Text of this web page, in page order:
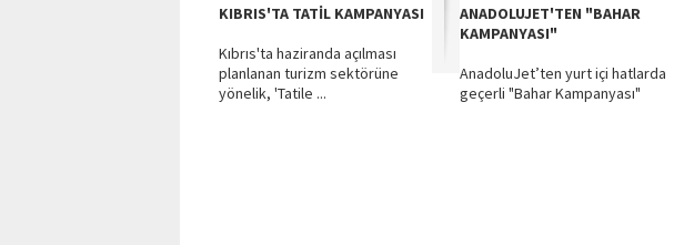
KIBRIS'TA TATİL KAMPANYASI
Kıbrıs'ta haziranda açılması
planlanan turizm sektörüne
yönelik, 'Tatile ...
ANADOLUJET'TEN "BAHAR
KAMPANYASI"
AnadoluJet’ten yurt içi hatlarda
geçerli "Bahar Kampanyası"